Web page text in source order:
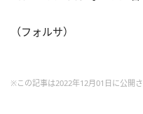
（フォルサ）
※この記事は2022年12月01日に公開